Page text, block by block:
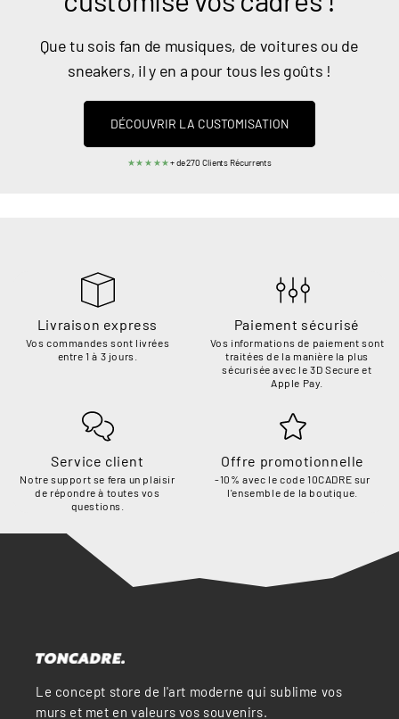
Que tu sois fan de musiques, de voitures ou de
sneakers, il y en a pour tous les goûts !
DÉCOUVRIR LA CUSTOMISATION
★★★★★+ de 270 Clients Récurrents
Livraison express
Vos commandes sont livrées
entre 1 à 3 jours.
Paiement sécurisé
Vos informations de paiement sont
traitées de la manière la plus
sécurisée avec le 3D Secure et
Apple Pay.
Service client
Notre support se fera un plaisir
de répondre à toutes vos
questions.
Offre promotionnelle
-10% avec le code 10CADRE sur
l'ensemble de la boutique.
Le concept store de l'art moderne qui sublime vos
murs et met en valeurs vos souvenirs.